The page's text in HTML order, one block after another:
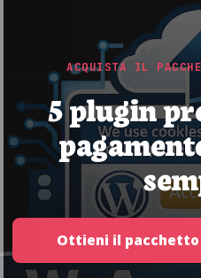
ACQUISTA IL
5 plugin
Ottieni il